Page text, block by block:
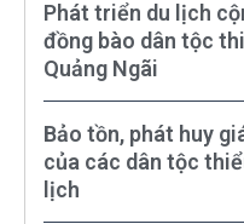
Phát triển du lịch
đồng bào dân tộc
Quảng Ngãi
Bảo tồn, phát huy
của các dân tộc
lịch